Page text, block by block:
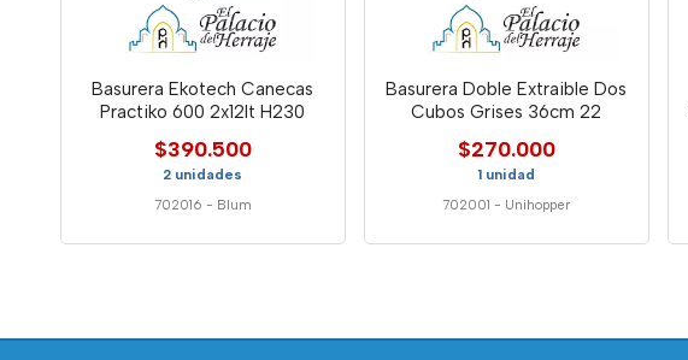
Basurera Ekotech Canecas
Practiko 600 2x12lt H230
$390.500
2 unidades
702016 - Blum
Basurera Doble Extraible Dos
Cubos Grises 36cm 22
$270.000
1 unidad
702001 - Unihopper